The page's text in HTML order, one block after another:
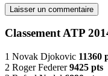
Classement ATP
1 Novak Djokovic 11360
2 Roger Federer9425 pts